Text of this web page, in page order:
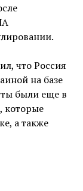
что Россия
на базе
были еще в
которые
а также